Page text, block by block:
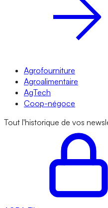
Agrofourniture
Agroalimentaire
AgTech
Coop-négoce
Tout l'historique de vos